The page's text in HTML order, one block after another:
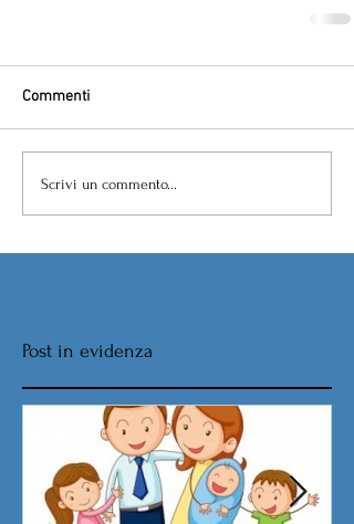
Commenti
Scrivi un commento...
Post in evidenza